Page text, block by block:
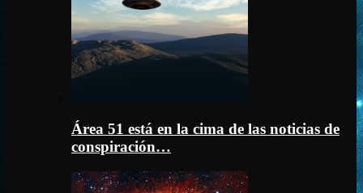
Área 51 está en la cima de las noticias de
conspiración…